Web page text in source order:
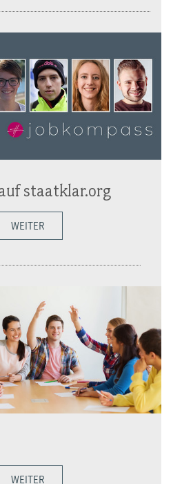
staatklar.org
WEITER
WEITER